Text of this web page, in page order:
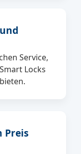
Service,
Locks
Preis